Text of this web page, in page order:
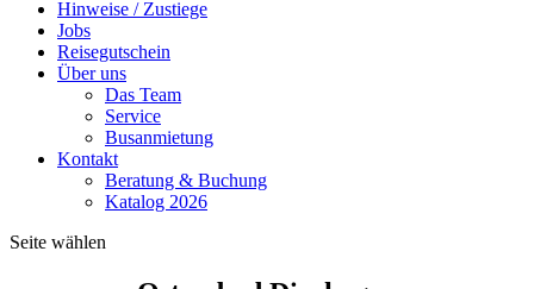
Hinweise / Zustiege
Jobs
Reisegutschein
Über uns
Das Team
Service
Busanmietung
Kontakt
Beratung & Buchung
Katalog 2026
Seite wählen